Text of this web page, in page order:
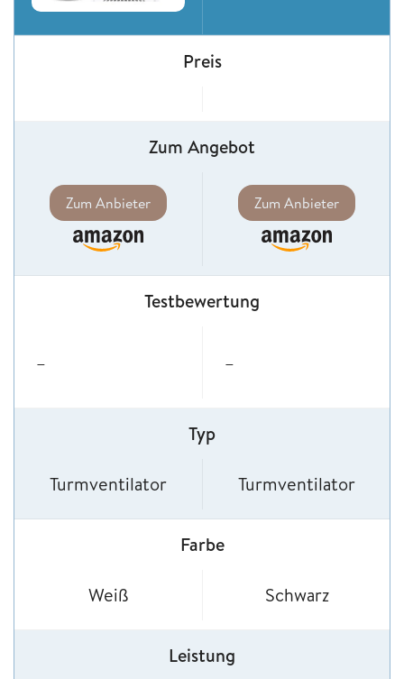
Preis
Zum Angebot
Zum Anbieter Zum Anbieter
Testbewertung
– –
Typ
Turmventilator Turmventilator
Farbe
Weiß Schwarz
Leistung